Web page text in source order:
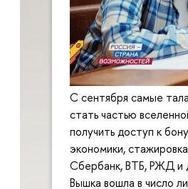
С сентября самые
стать частью
получить доступ к
экономики,
Сбербанк, ВТБ, РЖД и
Вышка вошла в число